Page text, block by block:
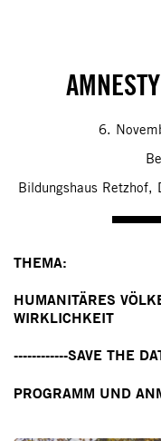
6.
Bildungshaus Retzhof,
THEMA:
HUMANITÄRES
WIRKLICHKEIT
------------SAVE THE
PROGRAMM UND